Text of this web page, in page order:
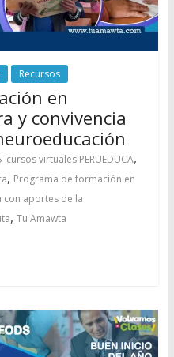
Recursos
en
y convivencia
cursos virtuales PERUEDUCA,
, Programa de formación en
con aportes de la
, Tu Amawta